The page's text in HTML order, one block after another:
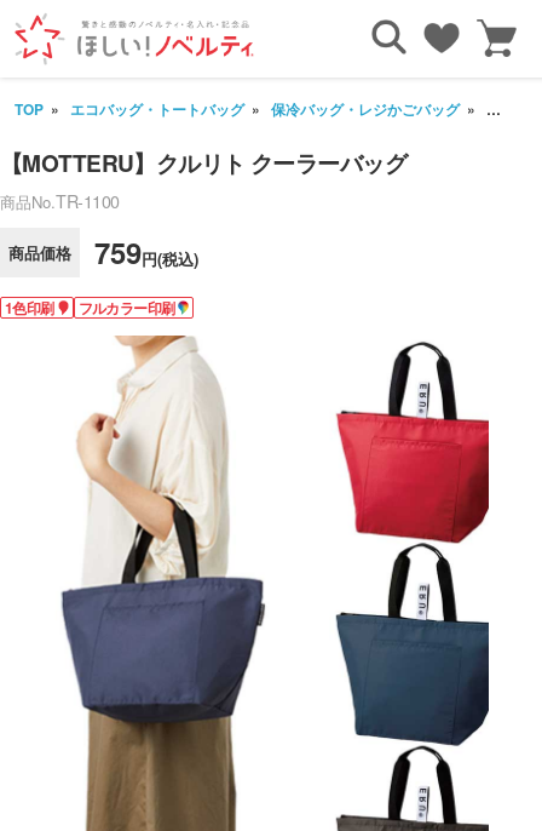
TOP エコバッグ・トートバッグ 保冷バッグ・レジかごバッグ 【
【MOTTERU】クルリト クーラーバッグ
商品No.TR-1100
商品価格 759円(税込)
1色印刷 フルカラー印刷